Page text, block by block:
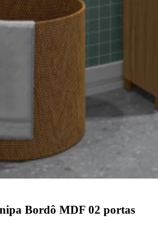
Bordô MDF 02 portas